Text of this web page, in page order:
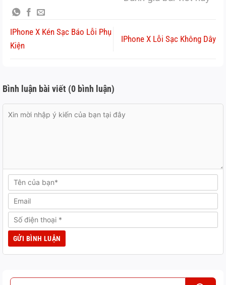
IPhone X Kén Sạc Báo Lỗi Phụ
Kiện
IPhone X Lỗi Sạc Không Dây
Bình luận bài viết (0 bình luận)